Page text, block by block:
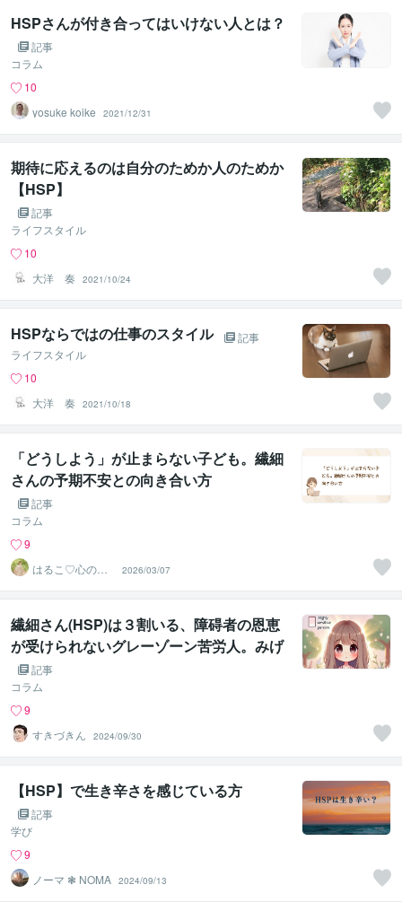
HSPさんが付き合ってはいけない人とは？
記事
コラム
10
yosuke koike
2021/12/31
期待に応えるのは自分のためか人のためか
【HSP】
記事
ライフスタイル
10
大洋 奏
2021/10/24
HSPならではの仕事のスタイル
記事
ライフスタイル
10
大洋 奏
2021/10/18
「どうしよう」が止まらない子ども。繊細
さんの予期不安との向き合い方
記事
コラム
9
はるこ♡心の翻
訳家
2026/03/07
繊細さん(HSP)は３割いる、障碍者の恩恵
が受けられないグレーゾーン苦労人。みげ
か相性を語る
記事
コラム
9
すきづきん
2024/09/30
【HSP】で生き辛さを感じている方
記事
学び
9
ノーマ ❃ NOMA 2024/09/13